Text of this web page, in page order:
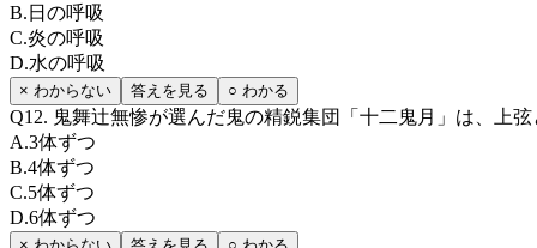
B. 日の呼吸
C.炎の呼吸
D.水の呼吸
× わからない 答えを見る ○ わかる
Q12. 鬼舞辻無惨が選んだ鬼の精鋭集団「十二鬼月」は、上
A.3体ずつ
B.4体ずつ
C.5体ずつ
D.6体ずつ